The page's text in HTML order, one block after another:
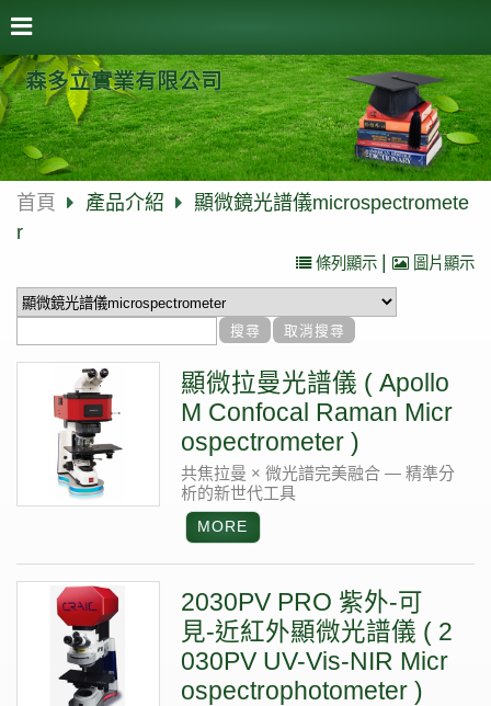
森多立實業有限公司
首頁 產品介紹
顯微鏡光譜儀microspectromete
r
條列顯示 圖片顯示
顯微拉曼光譜儀 ( Apollo
M Confocal Raman Micr
ospectrometer )
共焦拉曼 × 微光譜完美融合 — 精準分
析的新世代工具
2030PV PRO 紫外-可
見-近紅外顯微光譜儀 ( 2
030PV UV-Vis-NIR Micr
ospectrophotometer )